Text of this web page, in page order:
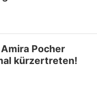
Pocher
kürzertreten!